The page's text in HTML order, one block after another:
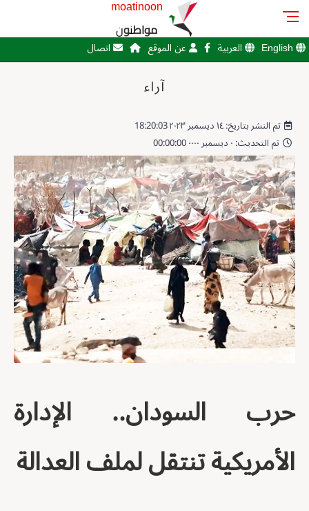
moatinoon
مواطنون
English العربية عن الموقع اتصال
آراء
تم النشر بتاريخ: ١٤ ديسمبر ٢٠٢٣ 18:20:03
تم التحديث: ٠ ديسمبر ٠٠٠٠ 00:00:00
حرب السودان.. الإدارة
الأمريكية تنتقل لملف العدالة